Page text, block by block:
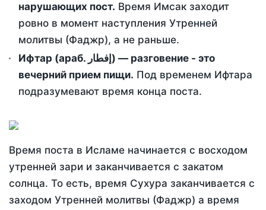
нарушающих пост. Время Имсак заходит
ровно в момент наступления Утренней
молитвы (Фаджр), а не раньше.
Ифтар (араб. إفطار) — разговение - это
вечерний прием пищи. Под временем Ифтара
подразумевают время конца поста.
Время поста в Исламе начинается с восходом
утренней зари и заканчивается с закатом
солнца. То есть, время Сухура заканчивается с
заходом Утренней молитвы (Фаджр) а время